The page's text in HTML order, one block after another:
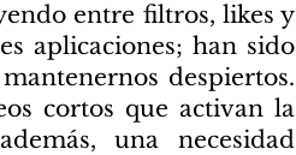
entre filtros, likes y
aplicaciones; han sido
despiertos.
cortos que activan la
una necesidad